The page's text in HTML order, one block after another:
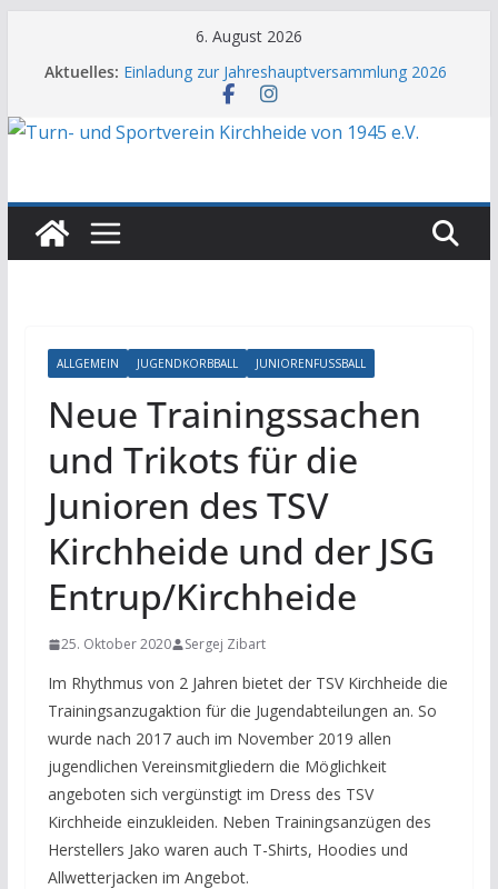
6. August 2026
Aktuelles: Einladung zur Jahreshauptversammlung 2026
Aufruf zur Gründung der 3. Herrenmannschaft
JHV 2026: Auf dem Weg zu 700 Mitgliedern
ALLGEMEIN JUGENDKORBBALL JUNIORENFUSSBALL
Neue Trainingssachen
und Trikots für die
Junioren des TSV
Kirchheide und der JSG
Entrup/Kirchheide
25. Oktober 2020 Sergej Zibart
Im Rhythmus von 2 Jahren bietet der TSV Kirchheide die
Trainingsanzugaktion für die Jugendabteilungen an. So
wurde nach 2017 auch im November 2019 allen
jugendlichen Vereinsmitgliedern die Möglichkeit
angeboten sich vergünstigt im Dress des TSV
Kirchheide einzukleiden. Neben Trainingsanzügen des
Herstellers Jako waren auch T-Shirts, Hoodies und
Allwetterjacken im Angebot.